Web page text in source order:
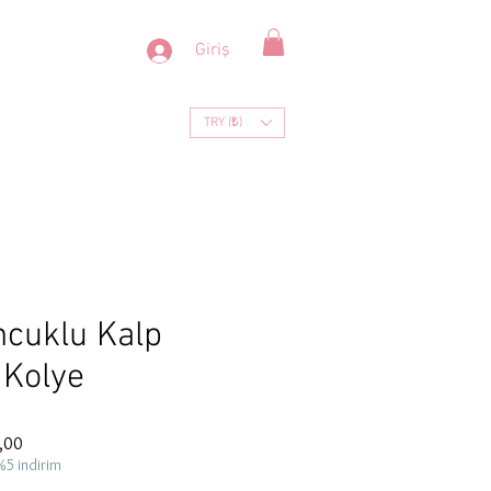
Giriş
TRY (₺)
Kalp
Fiyat
indirim